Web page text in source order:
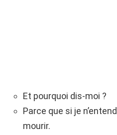
Et pourquoi dis-moi ?
Parce que si je
mourir.